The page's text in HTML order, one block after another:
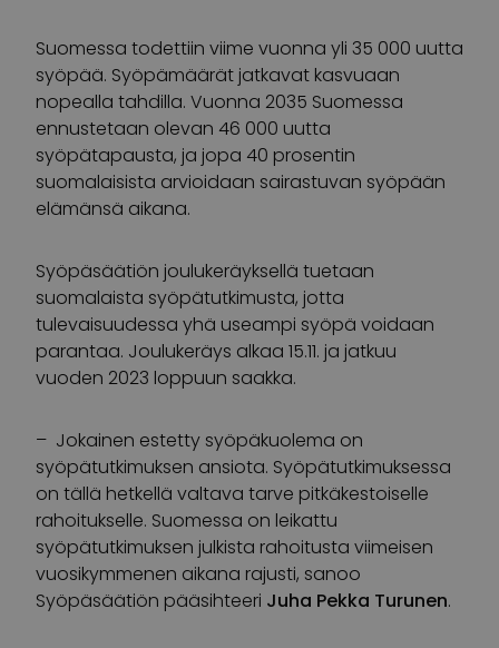
Suomessa todettiin viime vuonna yli 35 000 uutta
syöpää. Syöpämäärät jatkavat kasvuaan
nopealla tahdilla. Vuonna 2035 Suomessa
ennustetaan olevan 46 000 uutta
syöpätapausta, ja jopa 40 prosentin
suomalaisista arvioidaan sairastuvan syöpään
elämänsä aikana.
Syöpäsäätiön joulukeräyksellä tuetaan
suomalaista syöpätutkimusta, jotta
tulevaisuudessa yhä useampi syöpä voidaan
parantaa. Joulukeräys alkaa 15.11. ja jatkuu
vuoden 2023 loppuun saakka.
– Jokainen estetty syöpäkuolema on
syöpätutkimuksen ansiota. Syöpätutkimuksessa
on tällä hetkellä valtava tarve pitkäkestoiselle
rahoitukselle. Suomessa on leikattu
syöpätutkimuksen julkista rahoitusta viimeisen
vuosikymmenen aikana rajusti, sanoo
Syöpäsäätiön pääsihteeri Juha Pekka Turunen.